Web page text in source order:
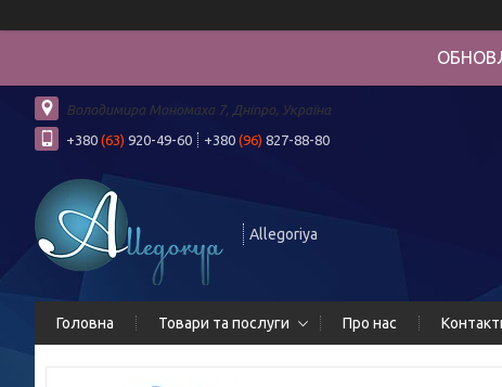
Володимира Мономаха 7, Дніпро, Україна
+380 (63) 920-49-60 +380 (96) 827-88-80
Allegoriya
Головна Товари та послуги Про нас